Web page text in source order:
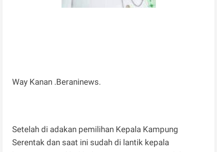
Way Kanan .Beraninews.
Setelah di adakan pemilihan Kepala Kampung
Serentak dan saat ini sudah di lantik kepala